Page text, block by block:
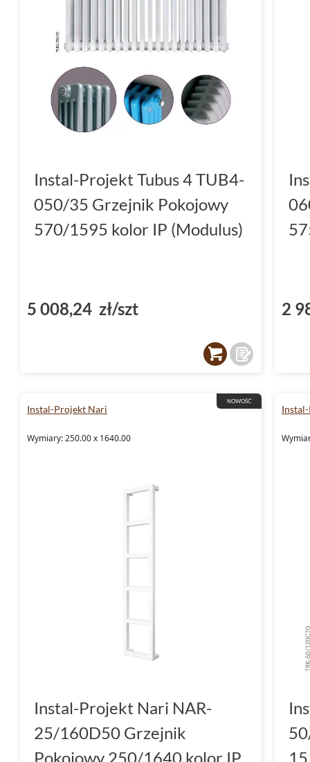
Instal-Projekt Tubus 4 TUB4-
050/35 Grzejnik Pokojowy
570/1595 kolor IP (Modulus)
5 008,24 zł/szt 2
NOWOŚĆ
Instal-Projekt Nari
Wymiary: 250.00 x 1640.00
Instal-Projekt Nari NAR-
25/160D50 Grzejnik
Pokojowy 250/1640 kolor IP